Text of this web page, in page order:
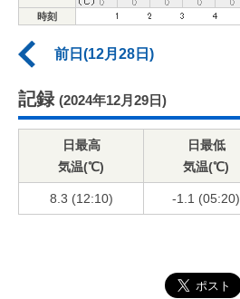
時刻
前日(12月28日)
記録 (2024年12月29日)
日最高
気温(℃)
日最低
気温(℃)
8.3 (12:10) -1.1 (05:20)